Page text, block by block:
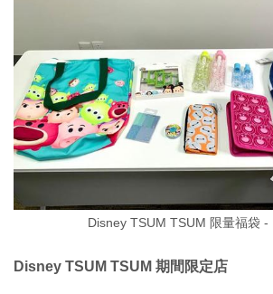
Disney TSUM TSUM 限量福袋 -
Disney TSUM TSUM 期間限定店